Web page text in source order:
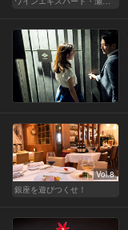
Vol.8
銀座を遊びつくせ！